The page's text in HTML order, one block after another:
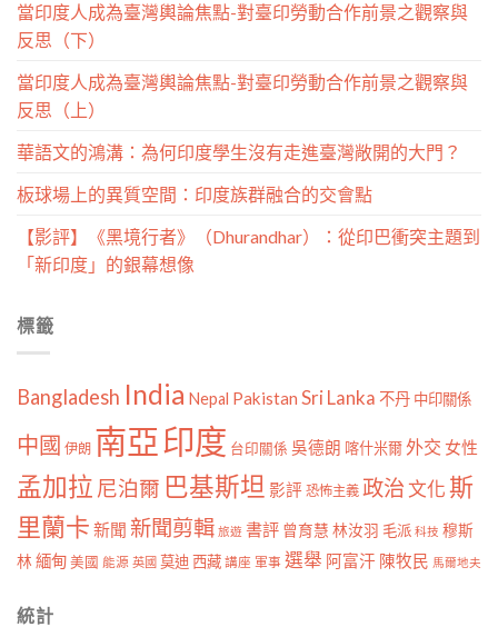
當印度人成為臺灣輿論焦點-對臺印勞動合作前景之觀察與
反思（下）
當印度人成為臺灣輿論焦點-對臺印勞動合作前景之觀察與
反思（上）
華語文的鴻溝：為何印度學生沒有走進臺灣敞開的大門？
板球場上的異質空間：印度族群融合的交會點
【影評】《黑境行者》（Dhurandhar）：從印巴衝突主題到
「新印度」的銀幕想像
標籤
Bangladesh India Nepal Pakistan Sri Lanka 不丹 中印關係
中國 伊朗 南亞印度 台印關係 吳德朗 喀什米爾外交 女性
孟加拉 尼泊爾 巴基斯坦 影評 恐怖主義 政治文化斯
里蘭卡 新聞 新聞剪輯 旅遊 書評 曾育慧 林汝羽 毛派 科技 穆斯
林 緬甸 美國 能源 英國 莫迪 西藏 講座 軍事 選舉 阿富汗 陳牧民 馬爾地夫
統計